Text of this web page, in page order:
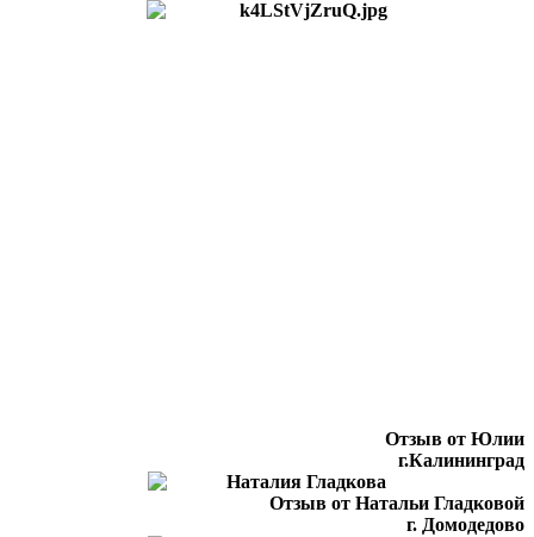
Отзыв от Юлии
г.Калининград
Отзыв от Натальи Гладковой
г. Домодедово